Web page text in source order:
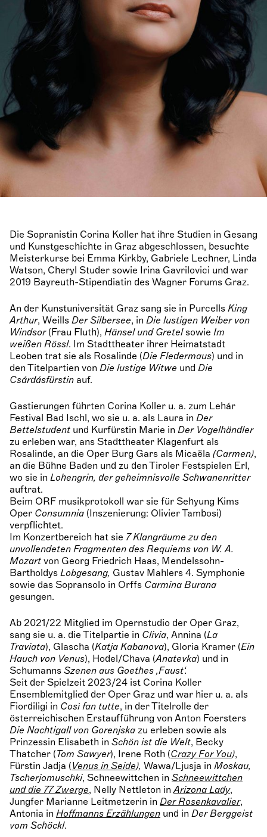
Die Sopranistin Corina Koller hat ihre Studien in Gesang
und Kunstgeschichte in Graz abgeschlossen, besuchte
Meisterkurse bei Emma Kirkby, Gabriele Lechner, Linda
Watson, Cheryl Studer sowie Irina Gavrilovici und war
2019 Bayreuth-Stipendiatin des Wagner Forums Graz.
An der Kunstuniversität Graz sang sie in Purcells King
Arthur, Weills Der Silbersee, in Die lustigen Weiber von
Windsor(Frau Fluth), Hänsel und Gretelsowie Im
weißen Rössl. Im Stadttheater ihrer Heimatstadt
Leoben trat sie als Rosalinde (Die Fledermaus) und in
den Titelpartien von Die lustige Witwe und Die
Csárdásfürstin auf.
Gastierungen führten Corina Koller u. a. zum Lehár
Festival Bad Ischl, wo sie u. a. als Laura in Der
Bettelstudent und Kurfürstin Marie in Der Vogelhändler
zu erleben war, ans Stadttheater Klagenfurt als
Rosalinde, an die Oper Burg Gars als Micaëla (Carmen),
an die Bühne Baden und zu den Tiroler Festspielen Erl,
wo sie in Lohengrin, der geheimnisvolle Schwanenritter
auftrat.
Beim ORF musikprotokoll war sie für Sehyung Kims
Oper Consumnia (Inszenierung: Olivier Tambosi)
verpflichtet.
Im Konzertbereich hat sie 7 Klangräume zu den
unvollendeten Fragmenten des Requiems von W. A.
Mozart von Georg Friedrich Haas, Mendelssohn-
Bartholdys Lobgesang, Gustav Mahlers 4. Symphonie
sowie das Sopransolo in Orffs Carmina Burana
gesungen.
Ab 2021/22 Mitglied im Opernstudio der Oper Graz,
sang sie u. a. die Titelpartie in Clivia, Annina (La
Traviata), Glascha (Katja Kabanova), Gloria Kramer (Ein
Hauch von Venus), Hodel/Chava (Anatevka) und in
Schumanns Szenen aus Goethes ,Faust‘.
Seit der Spielzeit 2023/24 ist Corina Koller
Ensemblemitglied der Oper Graz und war hier u. a. als
Fiordiligi in Così fan tutte, in der Titelrolle der
österreichischen Erstaufführung von Anton Foersters
Die Nachtigall von Gorenjska zu erleben sowie als
Prinzessin Elisabeth in Schön ist die Welt, Becky
Thatcher (Tom Sawyer), Irene Roth (Crazy For You),
Fürstin Jadja (Venus in Seide), Wawa/Ljusja in Moskau,
Tscherjomuschki, Schneewittchen in Schneewittchen
und die 77 Zwerge, Nelly Nettleton inArizona Lady,
Jungfer Marianne Leitmetzerin in Der Rosenkavalier,
Antonia in Hoffmanns Erzählungen und in Der Berggeist
vom Schöckl.